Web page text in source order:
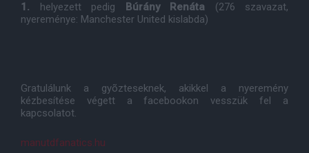
1. helyezett pedig Búrány Renáta (276 szavazat,
nyereménye: Manchester United kislabda)
Gratulálunk a gyõzteseknek, akikkel a nyeremény
kézbesítése végett a facebookon vesszük fel a
kapcsolatot.
manutdfanatics.hu